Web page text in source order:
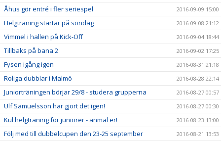
Åhus gör entré i fler seriespel 2016-09-09 15:00
Helgträning startar på söndag 2016-09-08 21:12
Vimmel i hallen på Kick-Off 2016-09-04 18:44
Tillbaks på bana 2 2016-09-02 17:25
Fysen igång igen 2016-08-31 21:18
Roliga dubblar i Malmö 2016-08-28 22:14
Juniorträningen börjar 29/8 - studera grupperna 2016-08-27 00:57
Ulf Samuelsson har gjort det igen! 2016-08-27 00:30
Kul helgträning för juniorer - anmäl er! 2016-08-23 13:00
Följ med till dubbelcupen den 23-25 september 2016-08-21 13:53